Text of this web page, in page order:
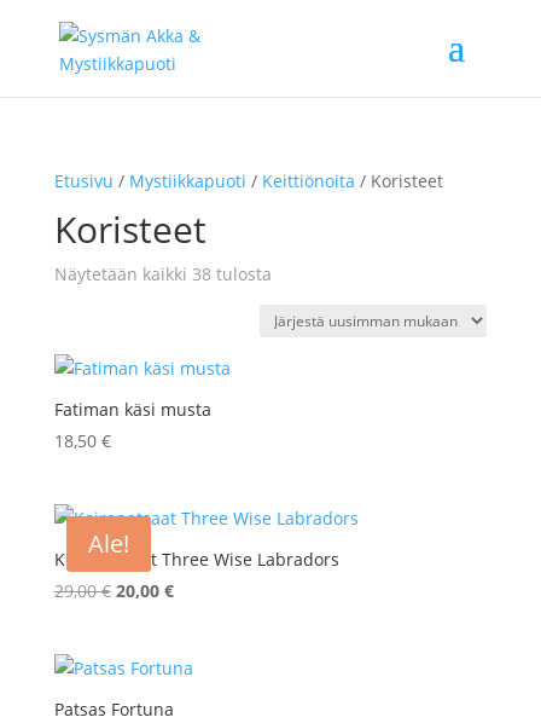
Etusivu / Mystiikkapuoti / Keittiönoita / Koristeet
Koristeet
Näytetään kaikki 38 tulostaSorted
latest
Fatiman käsi musta
18,50 €
Ale!
Koirapatsaat Three Wise Labradors
29,00€ Alkuperäinen
29,00 €.
20,00 €Nykyinen
20,00 €.
Patsas Fortuna